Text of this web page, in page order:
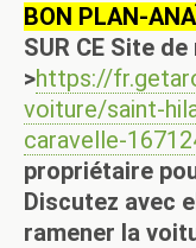
BON PLAN-
SUR CE Site
>https://
voiture/saint-
caravelle-
propriétaire
Discutez avec
ramener la